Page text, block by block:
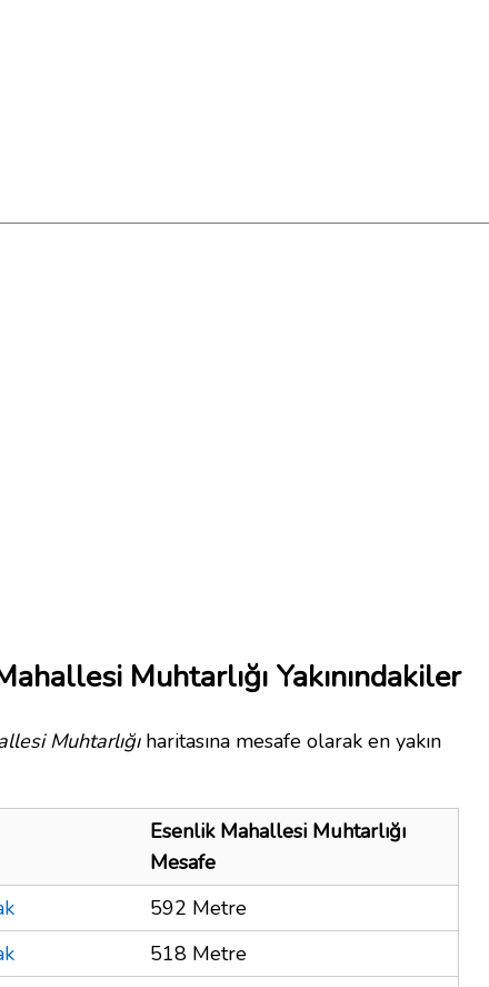
Muhtarlığı Yakınındakiler
Muhtarlığıharitasına mesafe olarak en yakın
Esenlik Mahallesi Muhtarlığı
Mesafe
592 Metre
518 Metre